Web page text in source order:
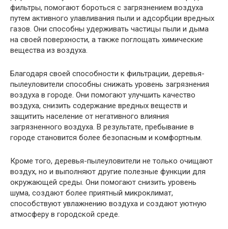
фильтры, помогают бороться с загрязнением воздуха
путем активного улавливания пыли и адсорбции вредных
газов. Они способны удерживать частицы пыли и дыма
на своей поверхности, а также поглощать химические
вещества из воздуха.
Благодаря своей способности к фильтрации, деревья-
пылеуловители способны снижать уровень загрязнения
воздуха в городе. Они помогают улучшить качество
воздуха, снизить содержание вредных веществ и
защитить население от негативного влияния
загрязненного воздуха. В результате, пребывание в
городе становится более безопасным и комфортным.
Кроме того, деревья-пылеуловители не только очищают
воздух, но и выполняют другие полезные функции для
окружающей среды. Они помогают снизить уровень
шума, создают более приятный микроклимат,
способствуют увлажнению воздуха и создают уютную
атмосферу в городской среде.